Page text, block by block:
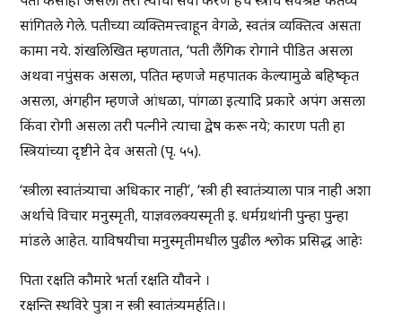
सांगितले गेले. पतीच्या व्यक्तिमत्त्वाहून वेगळे, स्वतंत्र व्यक्तित्व असता
कामा नये. शंखलिखित म्हणतात, ‘पती लैंगिक रोगाने पीडित असला
अथवा नपुंसक असला, पतित म्हणजे महपातक केल्यामुळे बहिष्कृत
असला, अंगहीन म्हणजे आंधळा, पांगळा इत्यादि प्रकारे अपंग असला
किंवा रोगी असला तरी पत्नीने त्याचा द्वेष करू नये; कारण पती हा
स्त्रियांच्या दृष्टीने देव असतो (पृ. ५५).
‘स्त्रीला स्वातंत्र्याचा अधिकार नाही’, ‘स्त्री ही स्वातंत्र्याला पात्र नाही अशा
अर्थाचे विचार मनुस्मृती, याज्ञवलक्यस्मृती इ. धर्मग्रथांनी पुन्हा पुन्हा
मांडले आहेत. याविषयीचा मनुस्मृतीमधील पुढील श्लोक प्रसिद्ध आहेः
पिता रक्षति कौमारे भर्ता रक्षति यौवने ।
रक्षन्ति स्थविरे पुत्रा न स्त्री स्वातंत्र्यमर्हति।।